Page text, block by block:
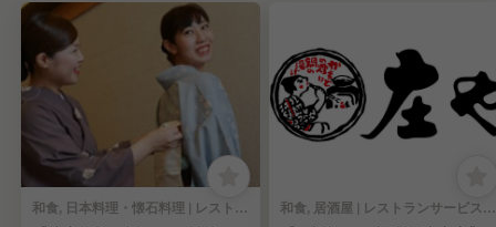
和食, 日本料理・懐石料理 | レストランサービス・ホールスタッフ 和食, 居酒屋 | レストランサービス・ホールスタッフ